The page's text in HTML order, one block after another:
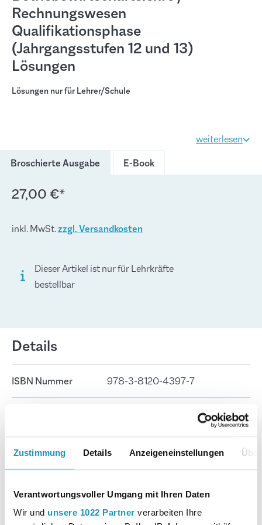
Zustimmung Details Anzeigeneinstellungen
Verantwortungsvoller Umgang mit Ihren Daten
Wir und unsere 1022 Partner verarbeiten Ihre
Rechnungswesen
Qualifikationsphase
(Jahrgangsstufen 12 und 13)
Lösungen
Lösungen nur für Lehrer/Schule
weiterlesen
Broschierte Ausgabe
E-Book(Diese Option ist zurzeit
27,00 €*
inkl. MwSt.zzgl. Versandkosten
Dieser Artikel ist nur für Lehrkräfte
bestellbar
Details
ISBN Nummer 978-3-8120-4397-7
Seitenanzahl
Autor:in
Speth, Hermann; Hug, Hartmut;